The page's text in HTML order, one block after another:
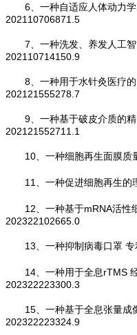
6、一种自适应人体动力
202110706871.5
7、一种洗发、养发人工
202110714150.9
8、一种用于水针灸医疗
202121555278.7
9、一种基于破皮介质的
202121552711.1
10、一种细胞再生面膜
11、一种促进细胞再生
12、一种基于mRNA活性
202322102665.0
13、一种抑制病毒口罩
14、一种用于全息rTMS
202322223300.3
15、一种基于全息张量成
202322223324.9